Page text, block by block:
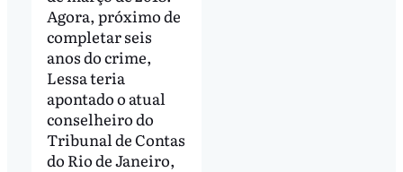
Agora, próximo de
completar seis
anos do crime,
Lessa teria
apontado o atual
conselheiro do
Tribunal de Contas
do Rio de Janeiro,